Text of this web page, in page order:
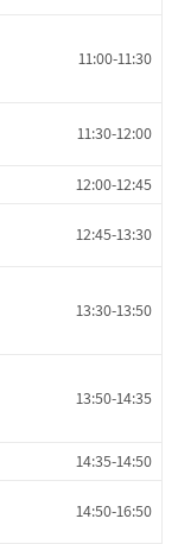
11:00-11:30
11:30-12:00
12:00-12:45
12:45-13:30
13:30-13:50
13:50-14:35
14:35-14:50
14:50-16:50